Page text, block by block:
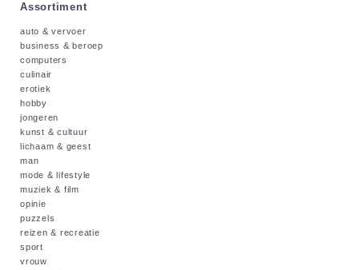
Assortiment
auto & vervoer
business & beroep
computers
culinair
erotiek
hobby
jongeren
kunst & cultuur
lichaam & geest
man
mode & lifestyle
muziek & film
opinie
puzzels
reizen & recreatie
sport
vrouw